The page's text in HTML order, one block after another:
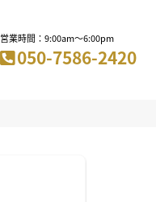
営業時間：9:00am～6:00pm
050-7586-2420